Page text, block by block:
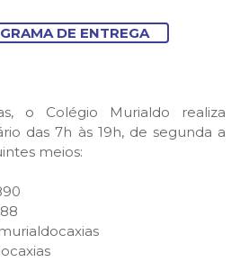
DE ENTREGA
o Colégio Murialdo realiza
das 7h às 19h, de segunda a
meios: